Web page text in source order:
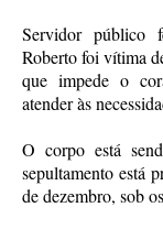
Servidor público
Roberto foi vítima
que impede o
atender às
O corpo está
sepultamento está
de dezembro, sob